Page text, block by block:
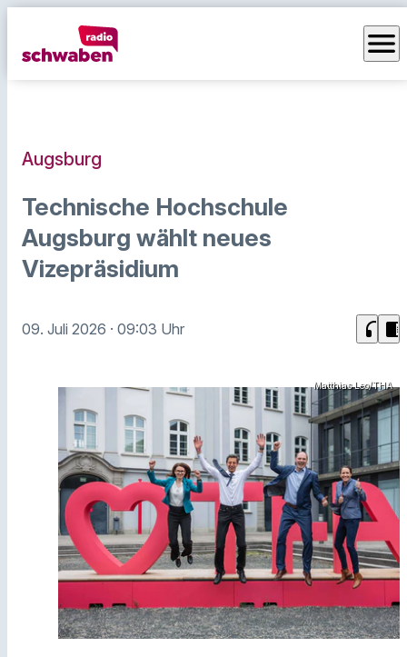
menu
Augsburg
Technische Hochschule
Augsburg wählt neues
Vizepräsidium
09. Juli 2026 · 09:03 Uhr headphones chrome_reader_mode
Matthias Leo/THA